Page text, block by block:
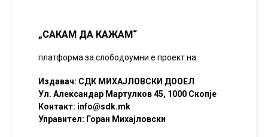
„САКАМ ДА КАЖАМ“
платформа за слободоумни е проект на
Издавач: СДК МИХАЈЛОВСКИ ДООЕЛ
Ул. Александар Мартулков 45, 1000 Скопје
Контакт: info@sdk.mk
Управител: Горан Михајловски